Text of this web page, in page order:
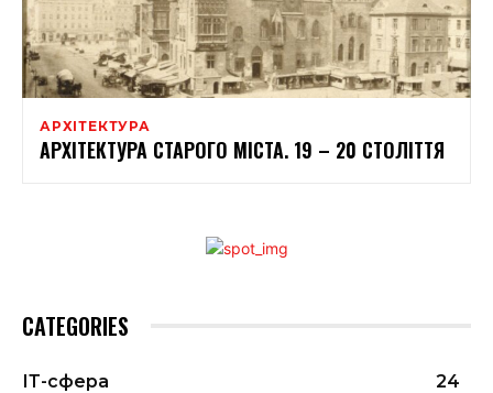
АРХІТЕКТУРА
АРХІТЕКТУРА СТАРОГО МІСТА. 19 – 20 СТОЛІТТЯ
CATEGORIES
ІТ-сфера
24